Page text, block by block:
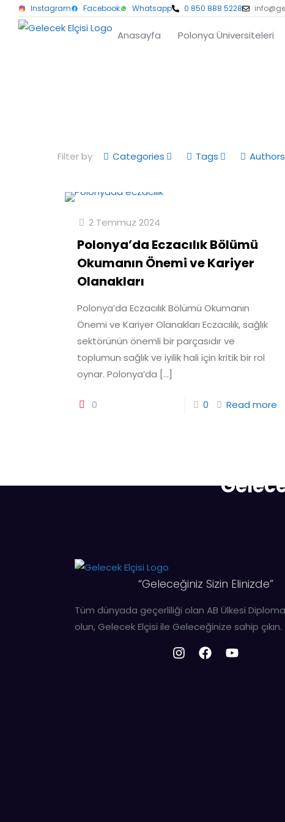
Instagram Facebook Whatsapp 0 850 888 5228
Anasayfa Polonya Üniversiteleri
Filter by Categories Tags Authors
2 Temmuz 2024
Polonya’da Eczacılık Bölümü
Okumanın Önemi ve Kariyer
Olanakları
Polonya’da Eczacılık Bölümü Okumanın
Önemi ve Kariyer Olanakları Eczacılık, sağlık
sektörünün önemli bir parçasıdır ve
toplumun sağlık ve iyilik hali için kritik bir rol
oynar. Polonya’da […]
0 0 Read more
“Geleceğiniz Sizin Elinizde”
Tüm dünyada geçerliliği olan AB Ülkesi
olun, Gelecek Elçisi ile Geleceğinize sahip çıkın.